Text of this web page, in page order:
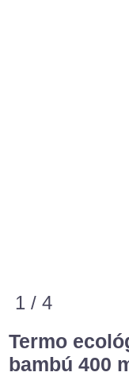
1 / 4
Termo
bambú 400